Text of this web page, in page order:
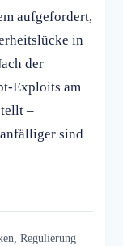
aufgefordert,
in
der
Exploits am
–
sind
Regulierung